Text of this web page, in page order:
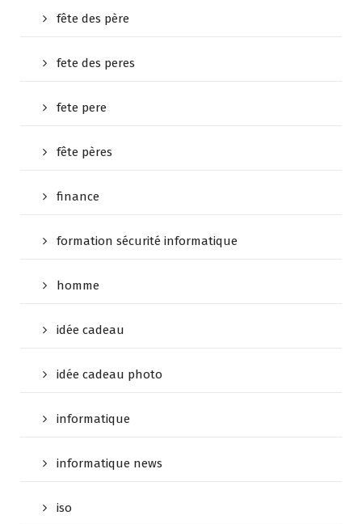
fête des père
fete des peres
fete pere
fête pères
finance
formation sécurité informatique
homme
idée cadeau
idée cadeau photo
informatique
informatique news
iso